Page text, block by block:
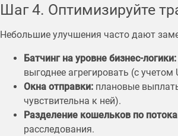
Шаг 4. Оптимизируйте
Небольшие улучшения часто дают
Батчинг на уровне бизнес-логики:
выгоднее агрегировать (с учетом
Окна отправки: плановые
чувствительна к ней).
Разделение кошельков по
расследования.